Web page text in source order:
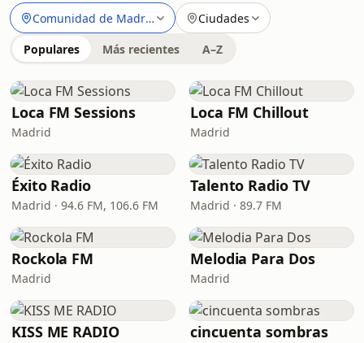
Comunidad de Madrid Ciudades
Populares Más recientes A–Z
Loca FM Sessions
Madrid
Loca FM Chillout
Madrid
Éxito Radio
Madrid · 94.6 FM, 106.6 FM
Talento Radio TV
Madrid · 89.7 FM
Rockola FM
Madrid
Melodia Para Dos
Madrid
KISS ME RADIO cincuenta sombras